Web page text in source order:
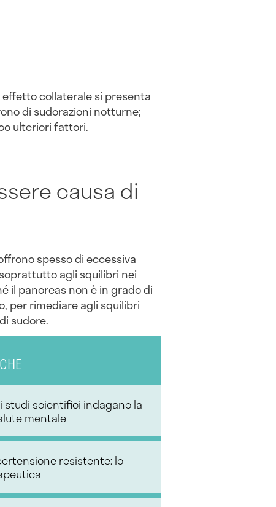
collaterale si presenta
di sudorazioni notturne;
ulteriori fattori.
causa di
spesso di eccessiva
agli squilibri nei
il pancreas non è in grado di
per rimediare agli squilibri
sudore.
studi scientifici indagano la
mentale
resistente: lo